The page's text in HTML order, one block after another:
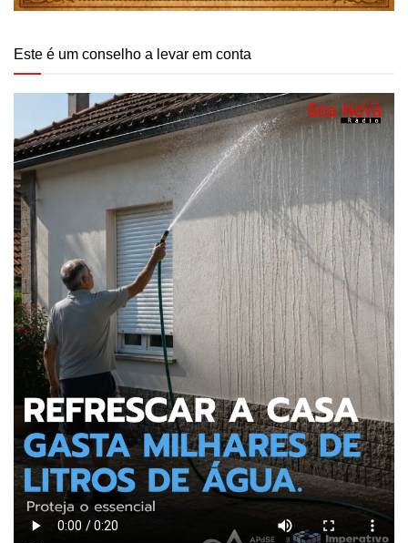
Este é um conselho a levar em conta